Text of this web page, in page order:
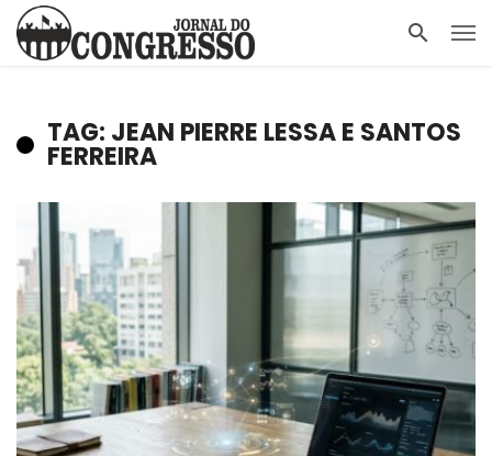
TAG: JEAN PIERRE LESSA E SANTOS
FERREIRA